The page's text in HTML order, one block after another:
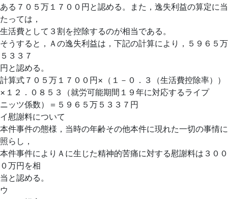
ある７０５万１７００円と認める。また，逸失利益の算定に当
たっては，
生活費として３割を控除するのが相当である。
そうすると，Ａの逸失利益は，下記の計算により，５９６５万
５３３７
円と認める。
計算式７０５万１７００円×（１－０．３（生活費控除率））
×１２．０８５３（就労可能期間１９年に対応するライプ
ニッツ係数）＝５９６５万５３３７円
イ慰謝料について
本件事件の態様，当時の年齢その他本件に現れた一切の事情に
照らし，
本件事件によりＡに生じた精神的苦痛に対する慰謝料は３００
０万円を相
当と認める。
ウ